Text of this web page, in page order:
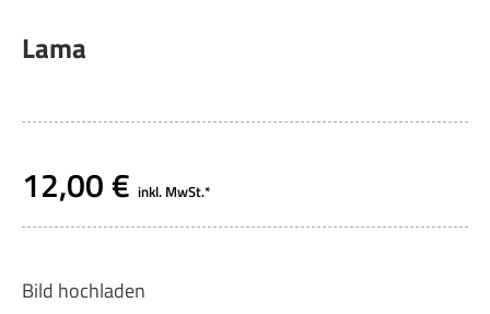
Lama
12,00€ inkl. MwSt.*
Bild hochladen